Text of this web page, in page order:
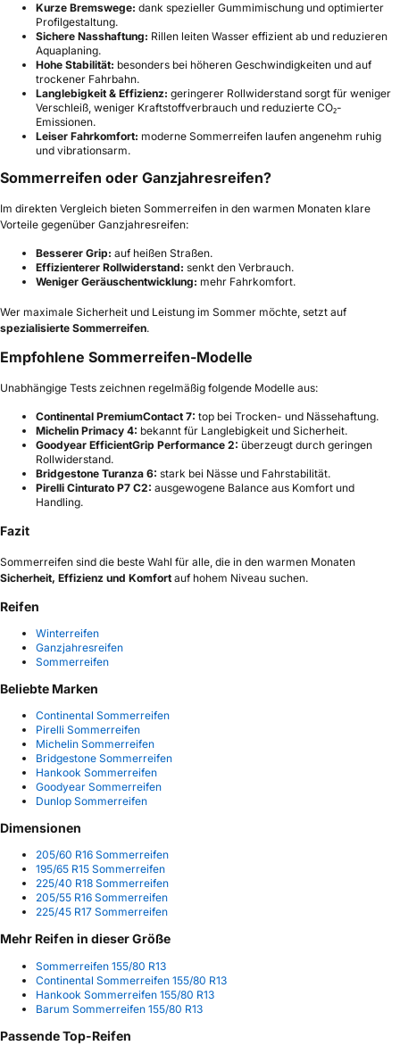
Kurze Bremswege: dank spezieller Gummimischung und optimierter
Profilgestaltung.
Sichere Nasshaftung: Rillen leiten Wasser effizient ab und reduzieren
Aquaplaning.
Hohe Stabilität: besonders bei höheren Geschwindigkeiten und auf
trockener Fahrbahn.
Langlebigkeit & Effizienz: geringerer Rollwiderstand sorgt für weniger
Verschleiß, weniger Kraftstoffverbrauch und reduzierte CO₂-
Emissionen.
Leiser Fahrkomfort: moderne Sommerreifen laufen angenehm ruhig
und vibrationsarm.
Sommerreifen oder Ganzjahresreifen?
Im direkten Vergleich bieten Sommerreifen in den warmen Monaten klare
Vorteile gegenüber Ganzjahresreifen:
Besserer Grip: auf heißen Straßen.
Effizienterer Rollwiderstand: senkt den Verbrauch.
Weniger Geräuschentwicklung: mehr Fahrkomfort.
Wer maximale Sicherheit und Leistung im Sommer möchte, setzt auf
spezialisierte Sommerreifen.
Empfohlene Sommerreifen-Modelle
Unabhängige Tests zeichnen regelmäßig folgende Modelle aus:
Continental PremiumContact 7: top bei Trocken- und Nässehaftung.
Michelin Primacy 4: bekannt für Langlebigkeit und Sicherheit.
Goodyear EfficientGrip Performance 2: überzeugt durch geringen
Rollwiderstand.
Bridgestone Turanza 6: stark bei Nässe und Fahrstabilität.
Pirelli Cinturato P7 C2: ausgewogene Balance aus Komfort und
Handling.
Fazit
Sommerreifen sind die beste Wahl für alle, die in den warmen Monaten
Sicherheit, Effizienz und Komfort auf hohem Niveau suchen.
Reifen
Winterreifen
Ganzjahresreifen
Sommerreifen
Beliebte Marken
Continental Sommerreifen
Pirelli Sommerreifen
Michelin Sommerreifen
Bridgestone Sommerreifen
Hankook Sommerreifen
Goodyear Sommerreifen
Dunlop Sommerreifen
Dimensionen
205/60 R16 Sommerreifen
195/65 R15 Sommerreifen
225/40 R18 Sommerreifen
205/55 R16 Sommerreifen
225/45 R17 Sommerreifen
Mehr Reifen in dieser Größe
Sommerreifen 155/80 R13
Continental Sommerreifen 155/80 R13
Hankook Sommerreifen 155/80 R13
Barum Sommerreifen 155/80 R13
Passende Top-Reifen